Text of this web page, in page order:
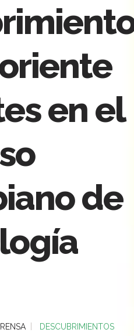
en el
de
DESCUBRIMIENTOS